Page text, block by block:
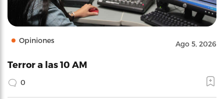
Opiniones Ago 5, 2026
Terror a las 10 AM
0